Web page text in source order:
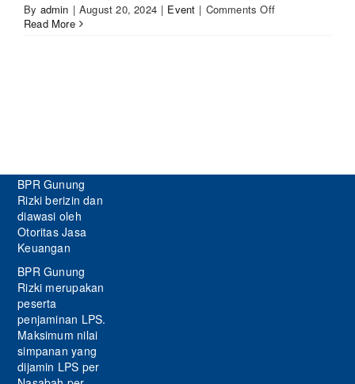
By admin | August 20, 2024 | Event | Comments Offon
Read More
BPR Gunung
Rizki berizin dan
diawasi oleh
Otoritas Jasa
Keuangan
BPR Gunung
Rizki merupakan
peserta
penjaminan LPS.
Maksimum nilai
simpanan yang
dijamin LPS per